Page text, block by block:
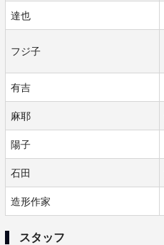
達也
フジ子
有吉
麻耶
陽子
石田
造形作家
スタッフ